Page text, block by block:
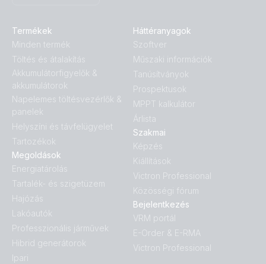
Termékek
Minden termék
Töltés és átalakítás
Akkumulátorfigyelők &
akkumulátorok
Napelemes töltésvezérlők &
panelek
Helyszíni és távfelügyelet
Tartozékok
Megoldások
Energiatárolás
Tartalék- és szigetüzem
Hajózás
Lakóautók
Professzionális járművek
Hibrid generátorok
Ipari
Háttéranyagok
Szoftver
Műszaki információk
Tanúsítványok
Prospektusok
MPPT kalkulátor
Árlista
Szakmai
Képzés
Kiállítások
Victron Professional
Közösségi fórum
Bejelentkezés
VRM portál
E-Order & E-RMA
Victron Professional